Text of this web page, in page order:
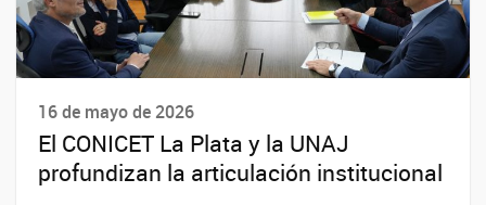
16 de mayo de 2026
El CONICET La Plata y la UNAJ
profundizan la articulación institucional